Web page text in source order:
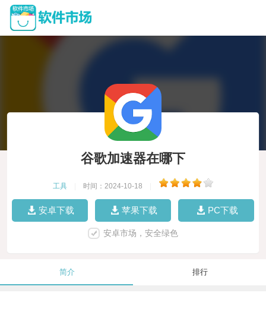
谷歌加速器在哪下
工具 时间：2024-10-18
安卓下载 苹果下载 PC下载
安卓市场，安全绿色
简介 排行